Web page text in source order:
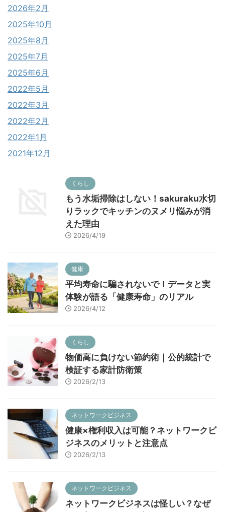
2026年2月
2025年10月
2025年8月
2025年7月
2025年6月
2022年5月
2022年3月
2022年2月
2022年1月
2021年12月
くらし
もう水垢掃除はしない！sakuraku水切
りラックでキッチンのヌメリ悩みが消
えた理由
2026/4/19
健康
平均寿命に騙されないで！データと実
体験が語る「健康寿命」のリアル
2026/4/12
くらし
物価高に負けない節約術｜公的統計で
検証する家計防衛策
2026/2/13
ネットワークビジネス
健康×権利収入は可能？ネットワークビ
ジネスのメリットと注意点
2026/2/13
ネットワークビジネス
ネットワークビジネスは怪しい？なぜ